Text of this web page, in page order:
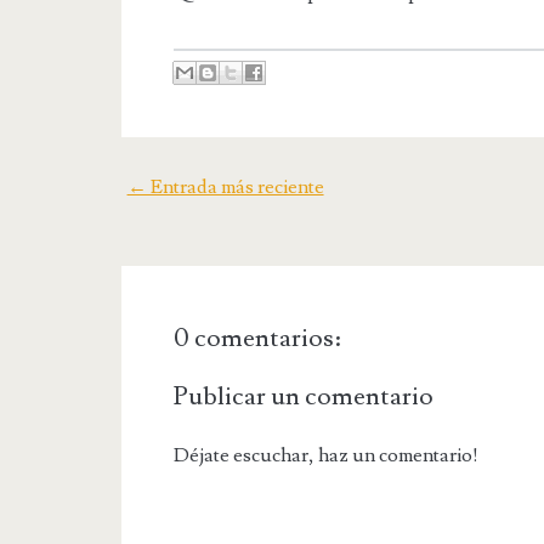
← Entrada más reciente
0 comentarios:
Publicar un comentario
Déjate escuchar, haz un comentario!